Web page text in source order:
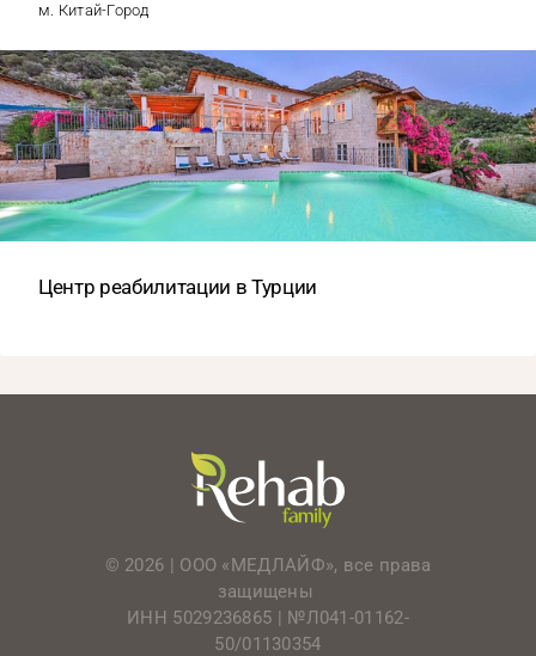
м. Китай-Город
Центр реабилитации в Турции
© 2026 | ООО «МЕДЛАЙФ», все права
защищены
ИНН 5029236865 | №Л041-01162-
50/01130354